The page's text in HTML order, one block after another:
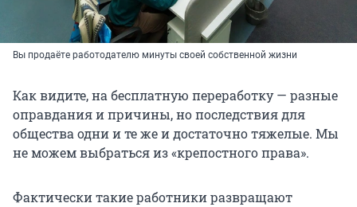
Вы продаёте работодателю минуты своей собственной жизни
Как видите, на бесплатную переработку — разные
оправдания и причины, но последствия для
общества одни и те же и достаточно тяжелые. Мы
не можем выбраться из «крепостного права».
Фактически такие работники развращают